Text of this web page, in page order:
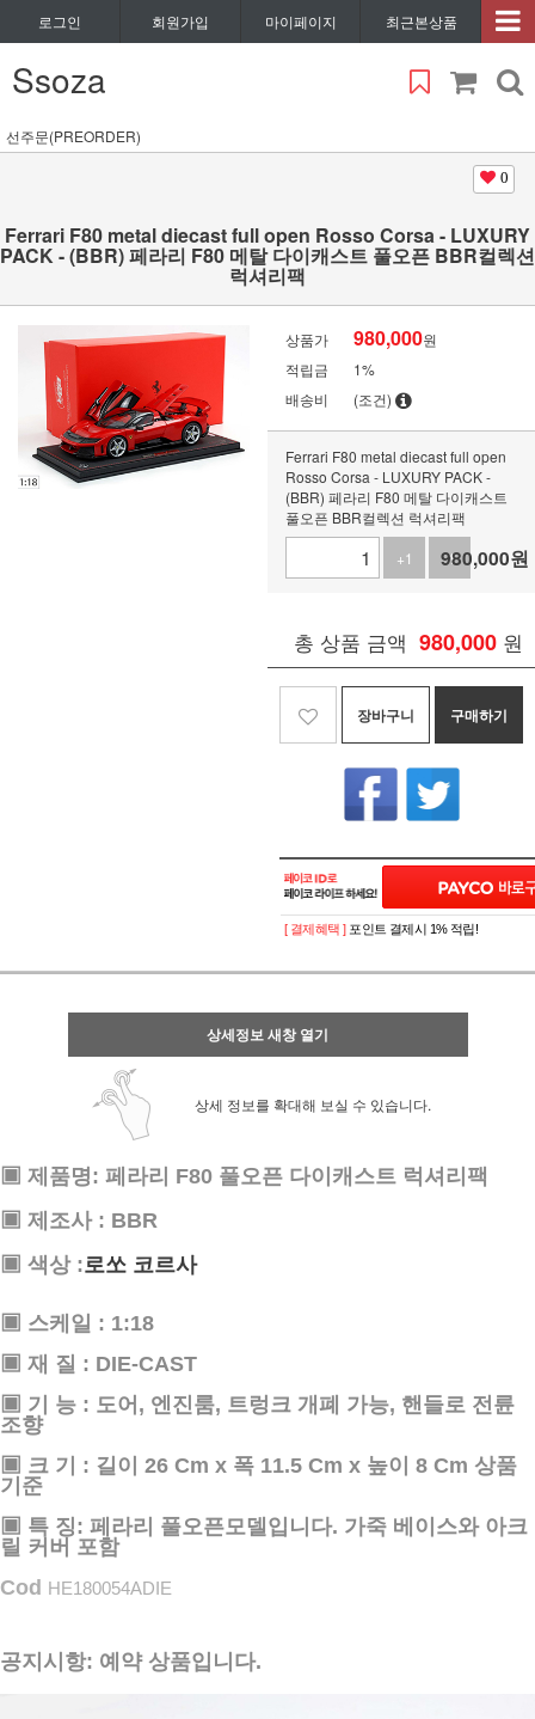
로그인 회원가입 마이페이지 최근본상품
Ssoza
선주문(PREORDER)
0
Ferrari F80 metal diecast full open Rosso Corsa - LUXURY
PACK - (BBR) 페라리 F80 메탈 다이캐스트 풀오픈 BBR컬렉션
럭셔리팩
상품가 980,000원
적립금
1%
배송비
(조건)
Ferrari F80 metal diecast full open
Rosso Corsa - LUXURY PACK -
(BBR) 페라리 F80 메탈 다이캐스트
풀오픈 BBR컬렉션 럭셔리팩
+1
-1
980,000원
총 상품 금액 980,000 원
장바구니 구매하기
페이코 ID로 페
PAYCO 바로
[ 결제혜택 ] 포인트 결제시 1% 적립!
상세정보 새창 열기
상세 정보를 확대해 보실 수 있습니다.
▣ 제품명: 페라리 F80 풀오픈 다이캐스트 럭셔리팩
▣ 제조사 : BBR
▣ 색상 :로쏘 코르사
▣ 스케일 : 1:18
▣ 재 질 : DIE-CAST
▣ 기 능 : 도어, 엔진룸, 트렁크 개폐 가능, 핸들로 전륜
조향
▣ 크 기 : 길이 26 Cm x 폭 11.5 Cm x 높이 8 Cm 상품
기준
▣ 특 징: 페라리 풀오픈모델입니다. 가죽 베이스와 아크
릴 커버 포함
Cod HE180054ADIE
공지시항: 예약 상품입니다.